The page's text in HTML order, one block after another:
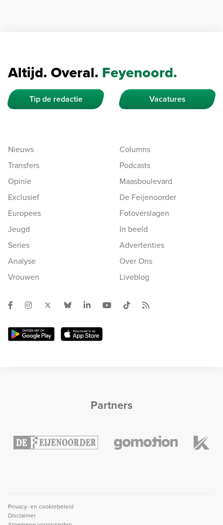
Altijd. Overal. Feyenoord.
Tip de redactie Vacatures
Nieuws
Transfers
Opinie
Exclusief
Europees
Jeugd
Series
Analyse
Vrouwen
Columns
Podcasts
Maasboulevard
De Feijenoorder
Fotoverslagen
In beeld
Advertenties
Over Ons
Liveblog
Partners
Privacy- en cookiebeleid
Disclaimer